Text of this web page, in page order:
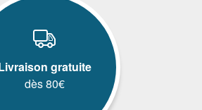
gratuite
dès 80€